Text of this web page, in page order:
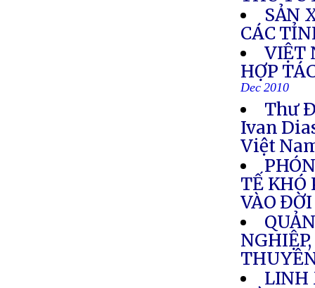
SẢN
CÁC
VIỆT
HỢP
Dec 2010
Thư
Ivan
Việt
TẾ KHÓ
VÀO
LINH